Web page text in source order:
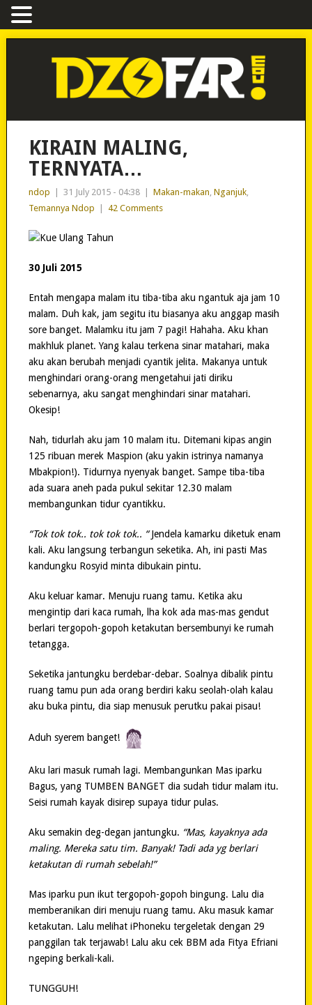
KIRAIN MALING,
TERNYATA…
ndop 31 July 2015 - 04:38 Makan-makan Nganjuk,
Temannya Ndop
42 Comments
30 Juli 2015
Entah mengapa malam itu tiba-tiba aku ngantuk aja jam 10
malam. Duh kak, jam segitu itu biasanya aku anggap masih
sore banget. Malamku itu jam 7 pagi! Hahaha. Aku khan
makhluk planet. Yang kalau terkena sinar matahari, maka
aku akan berubah menjadi cyantik jelita. Makanya untuk
menghindari orang-orang mengetahui jati diriku
sebenarnya, aku sangat menghindari sinar matahari.
Okesip!
Nah, tidurlah aku jam 10 malam itu. Ditemani kipas angin
125 ribuan merek Maspion (aku yakin istrinya namanya
Mbakpion!). Tidurnya nyenyak banget. Sampe tiba-tiba
ada suara aneh pada pukul sekitar 12.30 malam
membangunkan tidur cyantikku.
“Tok tok tok.. tok tok tok.. “Jendela kamarku diketuk enam
kali. Aku langsung terbangun seketika. Ah, ini pasti Mas
kandungku Rosyid minta dibukain pintu.
Aku keluar kamar. Menuju ruang tamu. Ketika aku
mengintip dari kaca rumah, lha kok ada mas-mas gendut
berlari tergopoh-gopoh ketakutan bersembunyi ke rumah
tetangga.
Seketika jantungku berdebar-debar. Soalnya dibalik pintu
ruang tamu pun ada orang berdiri kaku seolah-olah kalau
aku buka pintu, dia siap menusuk perutku pakai pisau!
Aduh syerem banget!
Aku lari masuk rumah lagi. Membangunkan Mas iparku
Bagus, yang TUMBEN BANGET dia sudah tidur malam itu.
Seisi rumah kayak disirep supaya tidur pulas.
Aku semakin deg-degan jantungku. “Mas, kayaknya ada
maling. Mereka satu tim. Banyak! Tadi ada yg berlari
ketakutan di rumah sebelah!”
Mas iparku pun ikut tergopoh-gopoh bingung. Lalu dia
memberanikan diri menuju ruang tamu. Aku masuk kamar
ketakutan. Lalu melihat iPhoneku tergeletak dengan 29
panggilan tak terjawab! Lalu aku cek BBM ada Fitya Efriani
ngeping berkali-kali.
TUNGGUH!